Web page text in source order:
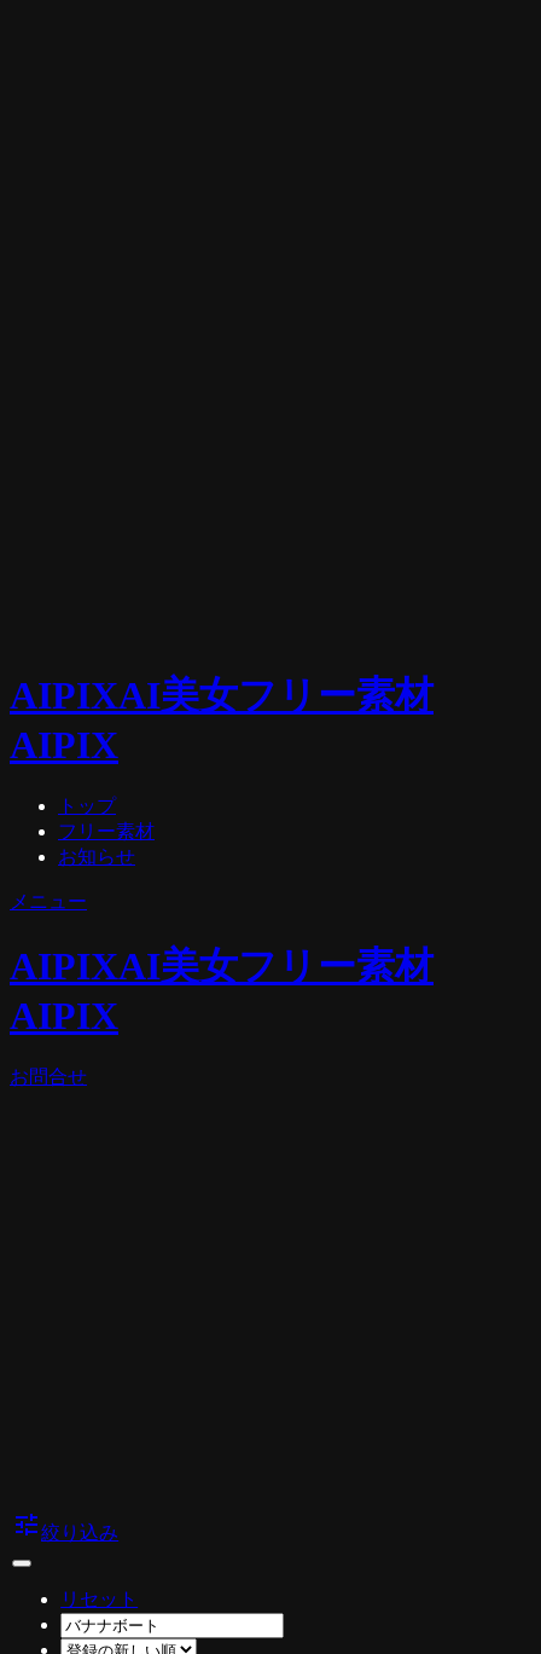
AIPIXAI美女フリー素材
AIPIX
トップ
フリー素材
お知らせ
メニュー
AIPIXAI美女フリー素材
AIPIX
お問合せ
tune絞り込み
リセット